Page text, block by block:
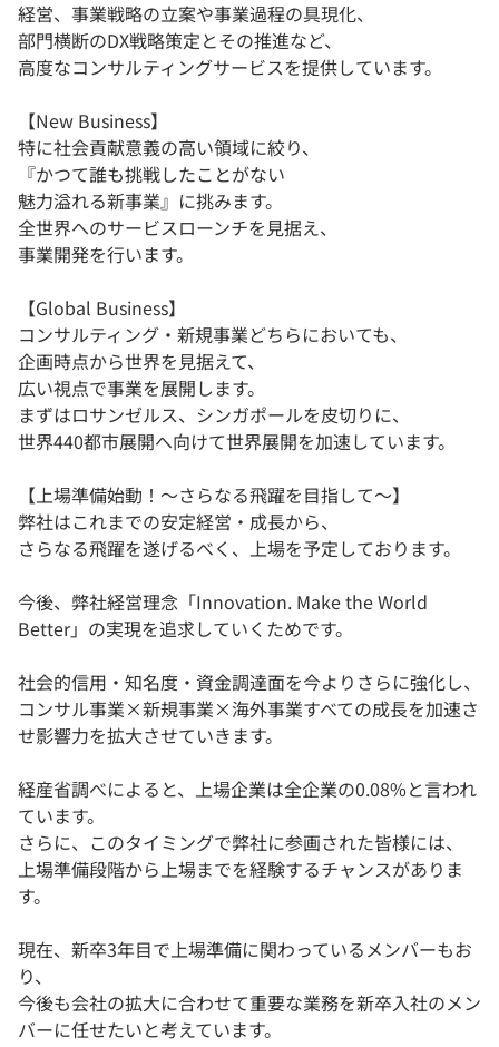
経営、事業戦略の立案や事業過程の具現化、
部門横断のDX戦略策定とその推進など、
高度なコンサルティングサービスを提供しています。
【New Business】
特に社会貢献意義の高い領域に絞り、
『かつて誰も挑戦したことがない
魅力溢れる新事業』に挑みます。
全世界へのサービスローンチを見据え、
事業開発を行います。
【Global Business】
コンサルティング・新規事業どちらにおいても、
企画時点から世界を見据えて、
広い視点で事業を展開します。
まずはロサンゼルス、シンガポールを皮切りに、
世界440都市展開へ向けて世界展開を加速しています。
【上場準備始動！～さらなる飛躍を目指して～】
弊社はこれまでの安定経営・成長から、
さらなる飛躍を遂げるべく、上場を予定しております。
今後、弊社経営理念「Innovation. Make the World
Better」の実現を追求していくためです。
社会的信用・知名度・資金調達面を今よりさらに強化し、
コンサル事業×新規事業×海外事業すべての成長を加速さ
せ影響力を拡大させていきます。
経産省調べによると、上場企業は全企業の0.08%と言われ
ています。
さらに、このタイミングで弊社に参画された皆様には、
上場準備段階から上場までを経験するチャンスがありま
す。
現在、新卒3年目で上場準備に関わっているメンバーもお
り、
今後も会社の拡大に合わせて重要な業務を新卒入社のメン
バーに任せたいと考えています。